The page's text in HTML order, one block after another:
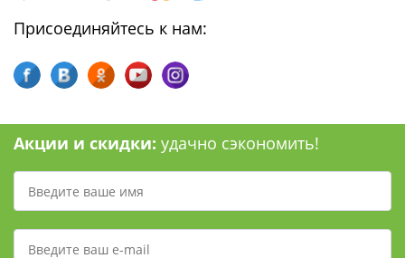
Присоединяйтесь к нам:
Акции и скидки: удачно сэкономить!